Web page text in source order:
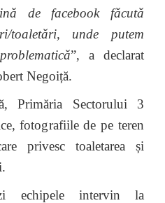
de facebook făcută
toaletări, unde putem
”, a declarat
Negoiță.
Primăria Sectorului 3
fotografiile de pe teren
privesc toaletarea și
echipele intervin la